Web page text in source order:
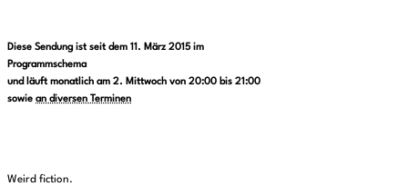
Diese Sendung ist seit dem 11. März 2015 im
Programmschema
und läuft monatlich am 2. Mittwoch von 20:00 bis 21:00
sowie an diversen Terminen
Weird fiction.